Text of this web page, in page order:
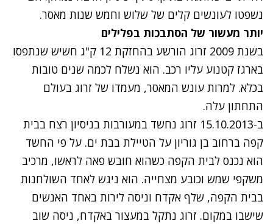
נשפטו לעונשים קלים של שלוש וחמש שנות מאסר.
יותר מעשור של הסתבכות בפלילים
בשנת 2009 זרוג הורשע בהחזקת 12 ק"ג חשיש שנתפסו
בארגז קטנוע עליו רכב. הוא נשלח לכמה שנים טובות
בכלא. למרות עונש המאסר, מעמדו של זרוג בעולם
התחתון עלה.
ב-15.10.2013 זרוג נחשד במעורבות בניסיון רצח בבית
קפה ברחוב בן גוריון על הטיילת בבת ים. על פי החשד
הוא נכנס לבית הקפה כשהוא חובש פאה לראשו, מרכיב
משקפי שמש וכובע מצחייה. הוא ניגש לאחד השולחנות
בבית הקפה, שלף אקדח וניסה לירות באחד האנשים
שישבו במקום. זרוג נתקל במעצור באקדח, ניסה שוב